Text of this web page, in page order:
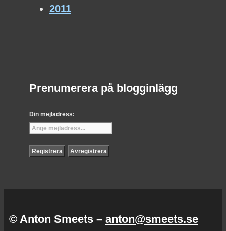
2011
Prenumerera på blogginlägg
Din mejladress:
© Anton Smeets – anton@smeets.se